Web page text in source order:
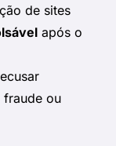
de sites
após o
fraude ou